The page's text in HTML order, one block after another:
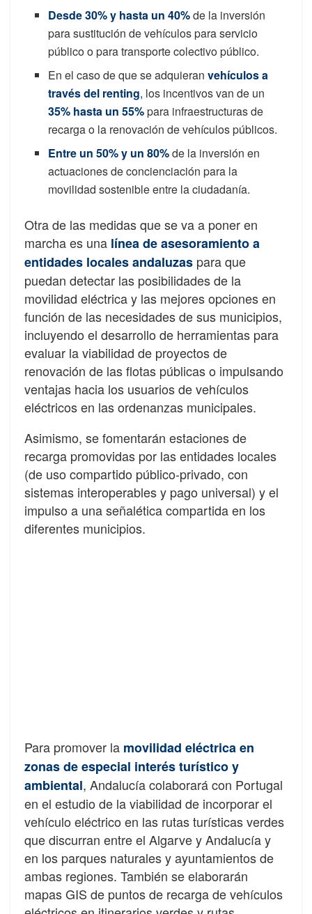
Desde 30% y hasta un 40%de la inversión
para sustitución de vehículos para servicio
público o para transporte colectivo público.
En el caso de que se adquieranvehículos a
través del renting, los incentivos van de un
35% hasta un 55%para infraestructuras de
recarga o la renovación de vehículos públicos.
Entre un 50% y un 80%de la inversión en
actuaciones de concienciación para la
movilidad sostenible entre la ciudadanía.
Otra de las medidas que se va a poner en
marcha es una línea de asesoramiento a
entidades locales andaluzas para que
puedan detectar las posibilidades de la
movilidad eléctrica y las mejores opciones en
función de las necesidades de sus municipios,
incluyendo el desarrollo de herramientas para
evaluar la viabilidad de proyectos de
renovación de las flotas públicas o impulsando
ventajas hacia los usuarios de vehículos
eléctricos en las ordenanzas municipales.
Asimismo, se fomentarán estaciones de
recarga promovidas por las entidades locales
(de uso compartido público-privado, con
sistemas interoperables y pago universal) y el
impulso a una señalética compartida en los
diferentes municipios.
Para promover la movilidad eléctrica en
zonas de especial interés turístico y
ambiental, Andalucía colaborará con Portugal
en el estudio de la viabilidad de incorporar el
vehículo eléctrico en las rutas turísticas verdes
que discurran entre el Algarve y Andalucía y
en los parques naturales y ayuntamientos de
ambas regiones. También se elaborarán
mapas GIS de puntos de recarga de vehículos